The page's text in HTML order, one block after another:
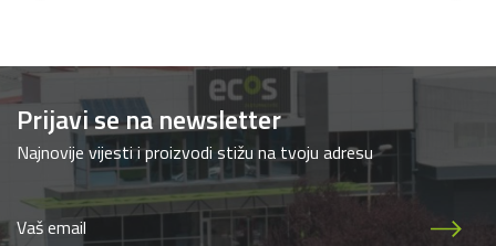
Prijavi se na newsletter
Najnovije vijesti i proizvodi stižu na tvoju adresu